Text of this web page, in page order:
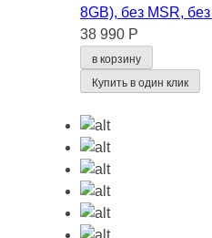
8GB), без MSR,
38 990 Р
в корзину
Купить в один клик